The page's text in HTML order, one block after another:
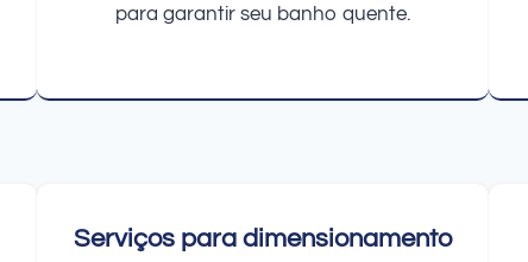
para garantir seu banho quente.
Serviços para dimensionamento